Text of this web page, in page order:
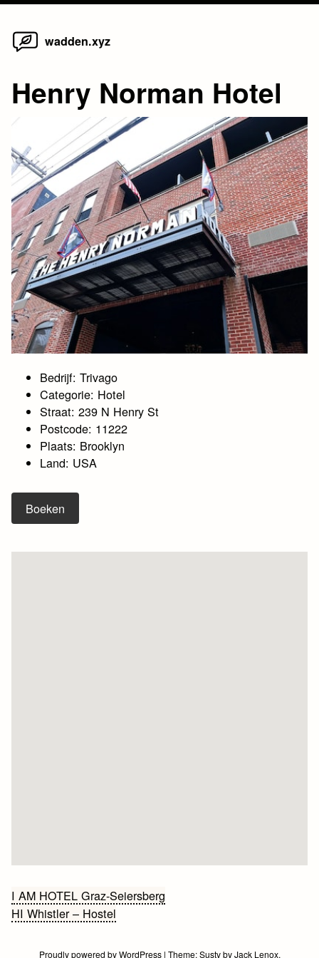
Skip
wadden.xyz
Henry Norman Hotel
Bedrijf: Trivago
Categorie: Hotel
Straat: 239 N Henry St
Postcode: 11222
Plaats: Brooklyn
Land: USA
Boeken
Bericht
navigatie
I AM HOTEL Graz-Seiersberg
HI Whistler – Hostel
Proudly powered by WordPress | Theme:SustybyJack Lenox.